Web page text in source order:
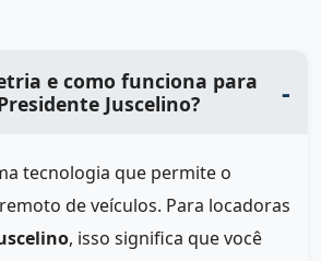
e como funciona para
Juscelino?
tecnologia que permite o
de veículos. Para locadoras
, isso significa que você